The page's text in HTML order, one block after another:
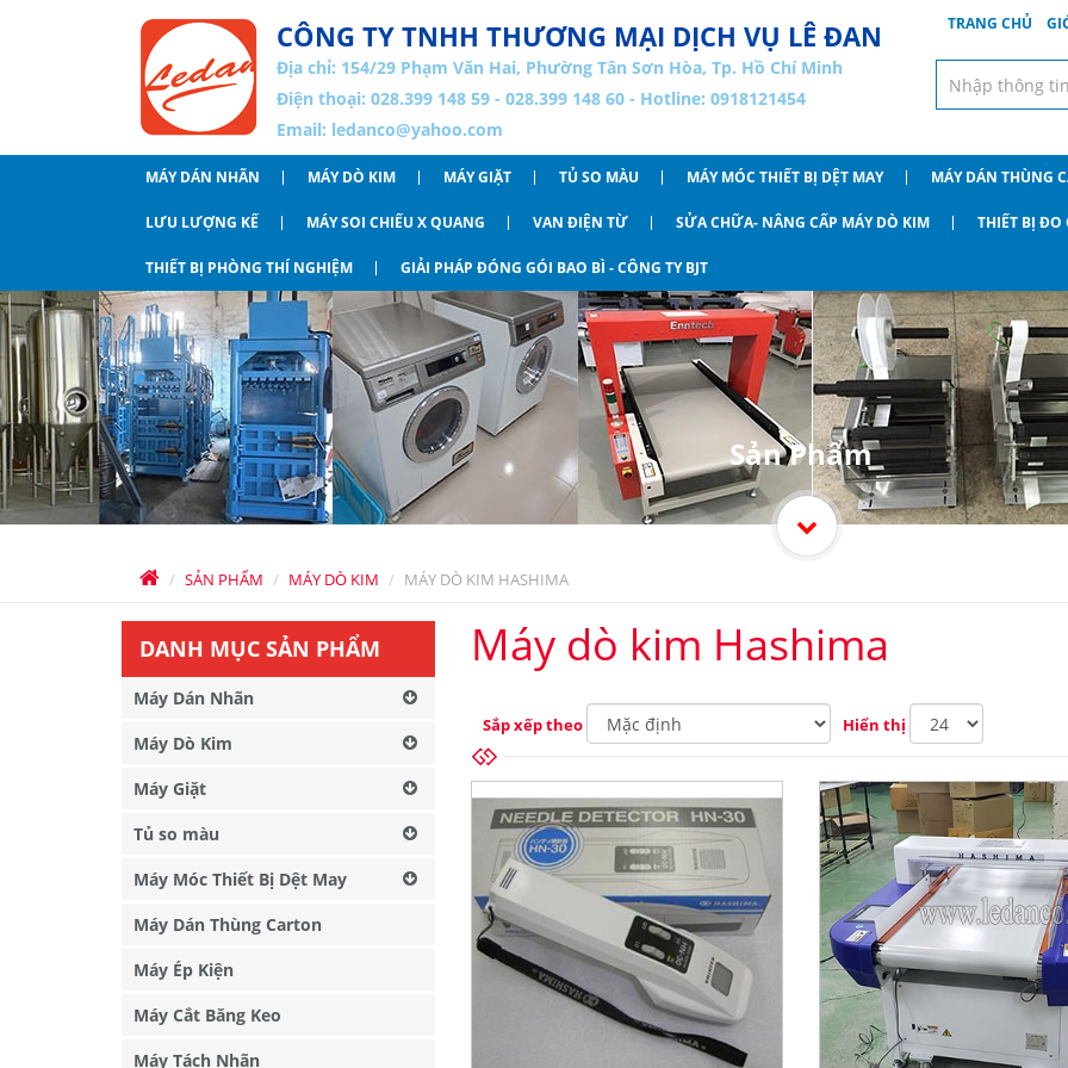
CÔNG TY TNHH THƯƠNG MẠI DỊCH VỤ LÊ ĐAN
Địa chỉ: 154/29 Phạm Văn Hai, Phường Tân Sơn Hòa, Tp. Hồ Chí Minh
Điện thoại: 028.399 148 59 - 028.399 148 60 - Hotline: 0918121454
Email: ledanco@yahoo.com
TRANG CHỦ
MÁY DÁN NHÃN MÁY DÒ KIM MÁY GIẶT TỦ SO MÀU MÁY MÓC THIẾT BỊ DỆT MAY MÁY DÁN THÙNG
LƯU LƯỢNG KẾ MÁY SOI CHIẾU X QUANG VAN ĐIỆN TỪ SỬA CHỮA- NÂNG CẤP MÁY DÒ KIM THIẾT BỊ ĐO
THIẾT BỊ PHÒNG THÍ NGHIỆM GIẢI PHÁP ĐÓNG GÓI BAO BÌ - CÔNG TY BJT
SẢN PHẨM MÁY DÒ KIM MÁY DÒ KIM HASHIMA
Sản Phẩm
Máy dò kim Hashima
Sắp xếp theo Hiển thị
DANH MỤC SẢN PHẨM
Máy Dán Nhãn
Máy Dò Kim
Máy Giặt
Tủ so màu
Máy Móc Thiết Bị Dệt May
Máy Dán Thùng Carton
Máy Ép Kiện
Máy Cắt Băng Keo
Máy Tách Nhãn